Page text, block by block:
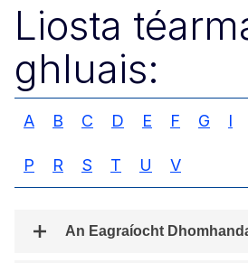
Liosta
ghluais:
A B C D E F G I
P R S T U V
An Eagraíocht